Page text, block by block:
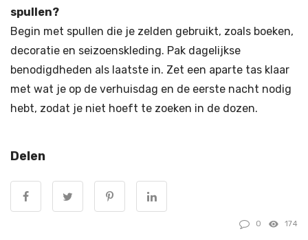
spullen?
Begin met spullen die je zelden gebruikt, zoals boeken,
decoratie en seizoenskleding. Pak dagelijkse
benodigdheden als laatste in. Zet een aparte tas klaar
met wat je op de verhuisdag en de eerste nacht nodig
hebt, zodat je niet hoeft te zoeken in de dozen.
Delen
0 174